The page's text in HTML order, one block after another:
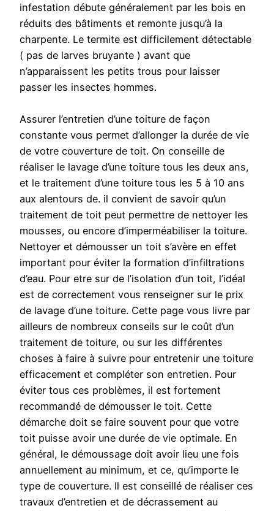
infestation débute généralement par les bois en
réduits des bâtiments et remonte jusqu’à la
charpente. Le termite est difficilement détectable
( pas de larves bruyante ) avant que
n’apparaissent les petits trous pour laisser
passer les insectes hommes.
Assurer l’entretien d’une toiture de façon
constante vous permet d’allonger la durée de vie
de votre couverture de toit. On conseille de
réaliser le lavage d’une toiture tous les deux ans,
et le traitement d’une toiture tous les 5 à 10 ans
aux alentours de. il convient de savoir qu’un
traitement de toit peut permettre de nettoyer les
mousses, ou encore d’imperméabiliser la toiture.
Nettoyer et démousser un toit s’avère en effet
important pour éviter la formation d’infiltrations
d’eau. Pour etre sur de l’isolation d’un toit, l’idéal
est de correctement vous renseigner sur le prix
de lavage d’une toiture. Cette page vous livre par
ailleurs de nombreux conseils sur le coût d’un
traitement de toiture, ou sur les différentes
choses à faire à suivre pour entretenir une toiture
efficacement et compléter son entretien. Pour
éviter tous ces problèmes, il est fortement
recommandé de démousser le toit. Cette
démarche doit se faire souvent pour que votre
toit puisse avoir une durée de vie optimale. En
général, le démoussage doit avoir lieu une fois
annuellement au minimum, et ce, qu’importe le
type de couverture. Il est conseillé de réaliser ces
travaux d’entretien et de décrassement au